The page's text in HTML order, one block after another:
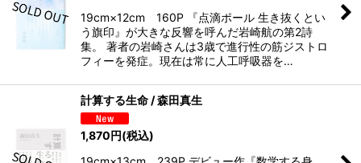
19cm×12cm 160P 『点滴ポール 生き抜くとい
う旗印』が大きな反響を呼んだ岩崎航の第2詩
集。 著者の岩崎さんは3歳で進行性の筋ジストロ
フィーを発症。現在は常に人工呼吸器を…
計算する生命 / 森田真生
1,870円(税込)